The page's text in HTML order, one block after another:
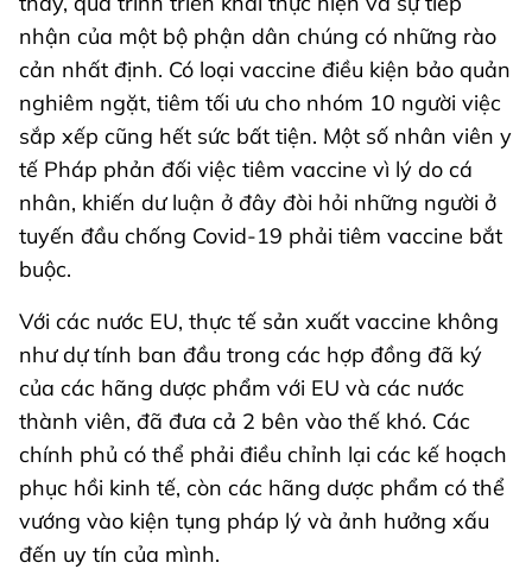
nhận của một bộ phận dân chúng có những rào
cản nhất định. Có loại vaccine điều kiện bảo quản
nghiêm ngặt, tiêm tối ưu cho nhóm 10 người việc
sắp xếp cũng hết sức bất tiện. Một số nhân viên y
tế Pháp phản đối việc tiêm vaccine vì lý do cá
nhân, khiến dư luận ở đây đòi hỏi những người ở
tuyến đầu chống Covid-19 phải tiêm vaccine bắt
buộc.
Với các nước EU, thực tế sản xuất vaccine không
như dự tính ban đầu trong các hợp đồng đã ký
của các hãng dược phẩm với EU và các nước
thành viên, đã đưa cả 2 bên vào thế khó. Các
chính phủ có thể phải điều chỉnh lại các kế hoạch
phục hồi kinh tế, còn các hãng dược phẩm có thể
vướng vào kiện tụng pháp lý và ảnh hưởng xấu
đến uy tín của mình.